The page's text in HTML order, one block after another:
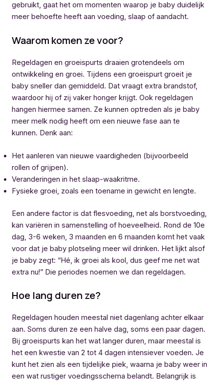
gebruikt, gaat het om momenten waarop je baby duidelijk
meer behoefte heeft aan voeding, slaap of aandacht.
Waarom komen ze voor?
Regeldagen en groeispurts draaien grotendeels om
ontwikkeling en groei. Tijdens een groeispurt groeit je
baby sneller dan gemiddeld. Dat vraagt extra brandstof,
waardoor hij of zij vaker honger krijgt. Ook regeldagen
hangen hiermee samen. Ze kunnen optreden als je baby
meer melk nodig heeft om een nieuwe fase aan te
kunnen. Denk aan:
Het aanleren van nieuwe vaardigheden (bijvoorbeeld
rollen of grijpen).
Veranderingen in het slaap-waakritme.
Fysieke groei, zoals een toename in gewicht en lengte.
Een andere factor is dat flesvoeding, net als borstvoeding,
kan variëren in samenstelling of hoeveelheid. Rond de 10e
dag, 3-6 weken, 3 maanden en 6 maanden komt het vaak
voor dat je baby plotseling meer wil drinken. Het lijkt alsof
je baby zegt: “Hé, ik groei als kool, dus geef me net wat
extra nu!” Die periodes noemen we dan regeldagen.
Hoe lang duren ze?
Regeldagen houden meestal niet dagenlang achter elkaar
aan. Soms duren ze een halve dag, soms een paar dagen.
Bij groeispurts kan het wat langer duren, maar meestal is
het een kwestie van 2 tot 4 dagen intensiever voeden. Je
kunt het zien als een tijdelijke piek, waarna je baby weer in
een wat rustiger voedingsschema belandt. Belangrijk is